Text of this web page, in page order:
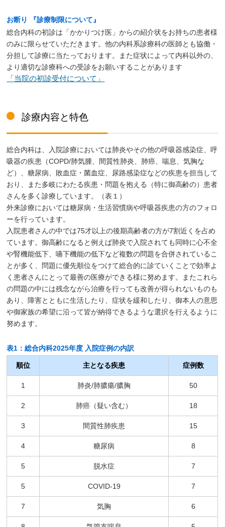
お断り 『診療制限について』
総合内科の初診は「かかりつけ医」からの紹介状をお持ちの患者様
のみに限らせていただきます。他の内科系診療科の医師とも協働・
分担して診療に当たっております。また症状によって内科以外の、
より適切な診療科への受診をお願いすることがあります
「当院の初診受付について」
診療内容と特色
総合内科は、入院診療においては肺炎やその他の呼吸器感染症、呼
吸器の疾患（COPD/肺気腫、間質性肺炎、肺癌、喘息、気胸な
ど）、糖尿病、敗血症・菌血症、尿路感染症などの疾患を担当して
おり、また多岐にわたる疾患・問題を抱える（特に御高齢の）患者
さんを多く診療しています。（表１）
外来診療においては糖尿病・生活習慣病や呼吸器疾患の方のフォロ
ーを行っています。
入院患者さんの中では75才以上の後期高齢者の方が7割近くを占め
ています。御高齢になると例えば肺炎で入院されても同時に心不全
や腎機能低下、嚥下機能の低下など複数の問題を合併されているこ
とが多く、問題に優先順位をつけて総合的に診ていくことで効率よ
く患者さんにとって最善の医療ができる様に努めます。またこれら
の問題の中には残念ながら治療を行っても改善が得られないものも
あり、障害とともに生活したり、症状を緩和したり、御本人の意思
や御家族の希望に沿って皆が納得できるような選択を行えるように
努めます。
表1：総合内科2025年度 入院症例の内訳
順位 主となる疾患 症例数
1 肺炎/肺膿瘍/膿胸 50
2 肺癌（疑い含む） 18
3 間質性肺疾患 15
4 糖尿病 8
5 脱水症 7
5 COVID-19 7
7 気胸 6